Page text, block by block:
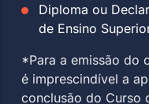
Diploma ou
de Ensino
*Para a emissão do
é imprescindível a
conclusão do Curso